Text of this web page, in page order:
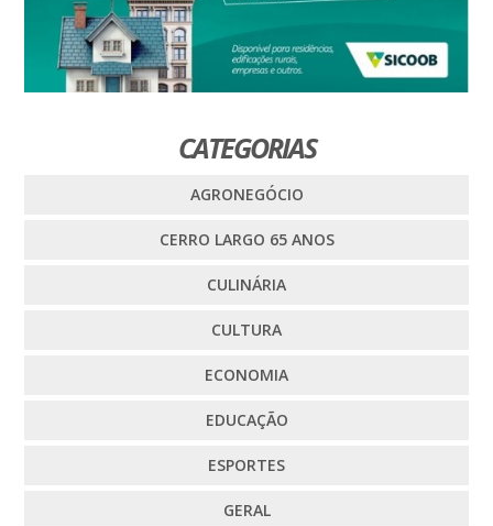
CATEGORIAS
AGRONEGÓCIO
CERRO LARGO 65 ANOS
CULINÁRIA
CULTURA
ECONOMIA
EDUCAÇÃO
ESPORTES
GERAL